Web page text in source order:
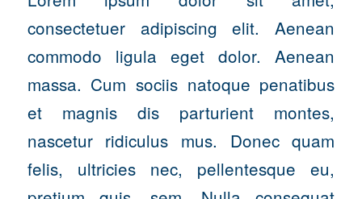
consectetuer adipiscing elit. Aenean
commodo ligula eget dolor. Aenean
massa. Cum sociis natoque penatibus
et magnis dis parturient montes,
nascetur ridiculus mus. Donec quam
felis, ultricies nec, pellentesque eu,